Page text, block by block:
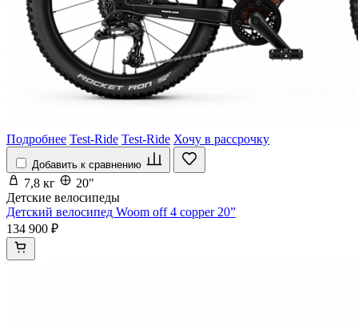
Подробнее Test-Ride Test-Ride Хочу в рассрочку
Добавить к сравнению
7,8 кг
20"
Детские велосипеды
Детский велосипед Woom off 4 copper 20”
134 900 ₽